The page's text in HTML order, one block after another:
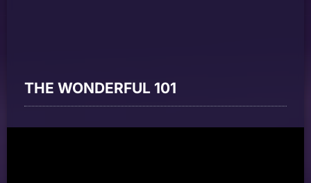
THE WONDERFUL 101